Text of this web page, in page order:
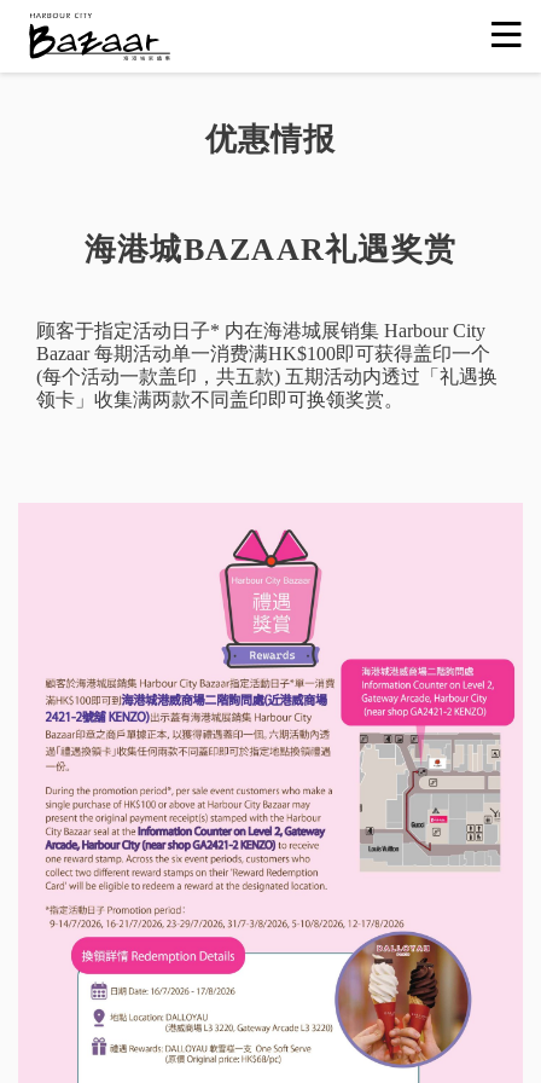
优惠情报
海港城BAZAAR礼遇奖赏
顾客于指定活动日子* 内在海港城展销集 Harbour City
Bazaar 每期活动单一消费满HK$100即可获得盖印一个
(每个活动一款盖印，共五款) 五期活动内透过「礼遇换
领卡」收集满两款不同盖印即可换领奖赏。